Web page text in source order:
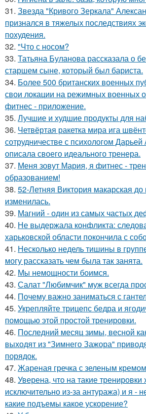
31. Звезда "Кривого Зеркала"
признался в тяжелых последствиях
похудения.
32. "Что с носом?
33. Татьяна Буланова рассказала о
старшем сыне, который был бариста.
34. Более 500 британских военных
свои локации на режимных военных
фитнес - приложение.
35. Лучшие и худшие продукты для
36. Четвёртая ракетка мира ига
сотрудничестве с психологом
описала своего идеального тренера.
37. Меня зовут Мария, я фитнес -
образованием!
38. 52-Летняя Виктория макарская до
изменилась.
39. Магний - один из самых частых
40. Не выдержала конфликта:
харьковской области покончила с
41. Несколько недель тишины в
могу рассказать чем была так занята.
42. Мы немощности боимся.
43. Салат "Любимчик" муж всегда
44. Почему важно заниматься с
45. Укрепляйте трицепс бедра и
помощью этой простой тренировки.
46. Последний месяц зимы, весной
выходят из "Зимнего Зажора"
порядок.
47. Жареная гречка с зеленым
48. Уверена, что на такие тренировки
исключительно из-за антуража) и я -
какие подъемы какое ускорение?